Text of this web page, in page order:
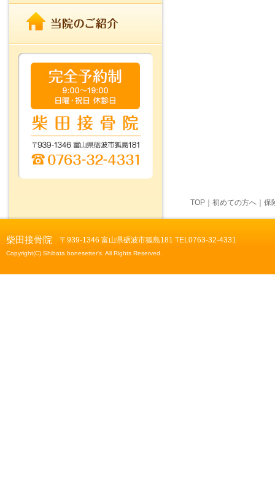
TOP 初めての方へ 保
柴田接骨院 〒939-1346 富山県砺波市狐島181 TEL0763-32-4331
Copyright(C) Shibata bonesetter's. All Rights Reserved.